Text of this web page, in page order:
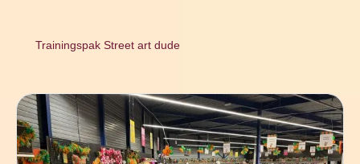
Trainingspak Street art dude